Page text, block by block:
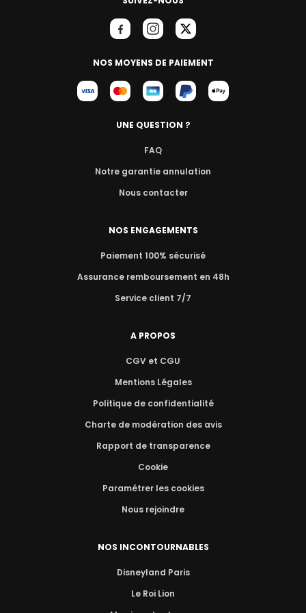
NOS MOYENS DE PAIEMENT
UNE QUESTION ?
FAQ
Notre garantie annulation
Nous contacter
NOS ENGAGEMENTS
Paiement 100% sécurisé
Assurance remboursement en 48h
Service client 7/7
A PROPOS
CGV et CGU
Mentions Légales
Politique de confidentialité
Charte de modération des avis
Rapport de transparence
Cookie
Paramétrer les cookies
Nous rejoindre
NOS INCONTOURNABLES
Disneyland Paris
Le Roi Lion